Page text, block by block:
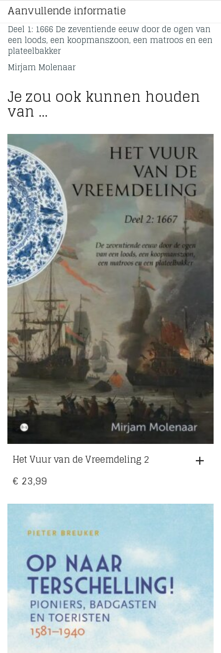
Aanvullende informatie
Deel 1: 1666 De zeventiende eeuw door de ogen van
een loods, een koopmanszoon, een matroos en een
plateelbakker
Mirjam Molenaar
Je zou ook kunnen houden
van …
Het Vuur van de Vreemdeling 2
€ 23,99